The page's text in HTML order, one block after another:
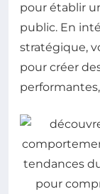
pour établir
public. En
stratégique,
pour créer